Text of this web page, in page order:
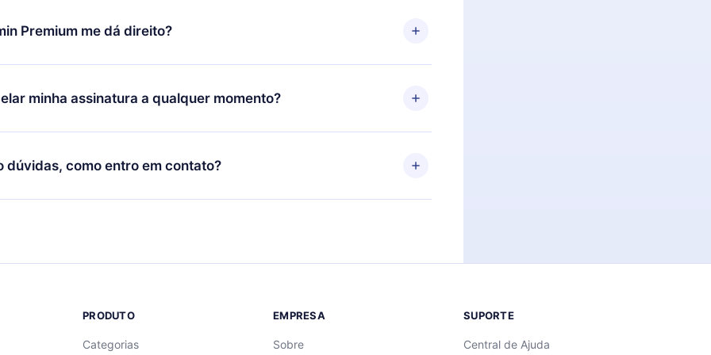
decidiu mudar sua assinatura mensal para anual, após confirmar a
o plano anual, o novo plano só será aplicado e cobrado após o aniversário
Premium me dá direito?
é um plano que te garante acesso a toda nossa biblioteca de 2500+
em 3 línguas (Inglês, espanhol e português) que você pode ler ou
momento através do nosso aplicativo disponível para iOS, Android e
minha assinatura a qualquer momento?
por não renovar sua assinatura do 12min, você pode cancelar a
e o próximo ciclo de cobrança não ocorrerá.
dúvidas, como entro em contato?
para entrar em contato porsupport@12min.com.
PRODUTO
Categorias
EMPRESA
Sobre
SUPORTE
Central de Ajuda